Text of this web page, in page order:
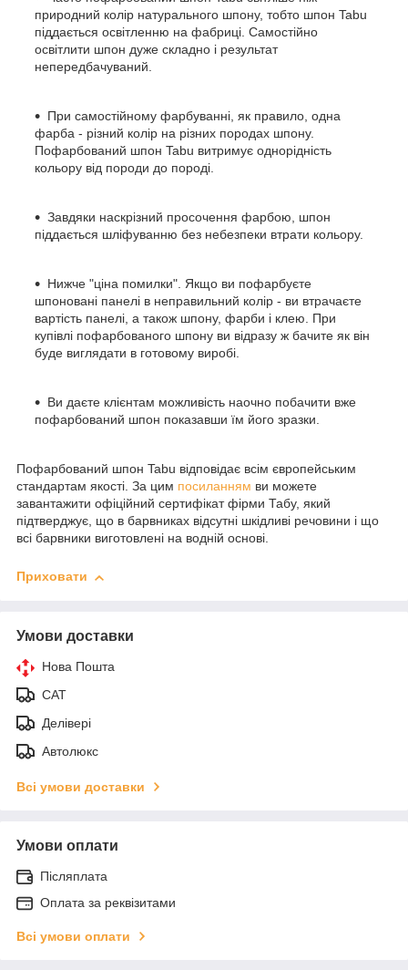
природний колір натурального шпону, тобто шпон Tabu
піддається освітленню на фабриці. Самостійно
освітлити шпон дуже складно і результат
непередбачуваний.
При самостійному фарбуванні, як правило, одна
фарба - різний колір на різних породах шпону.
Пофарбований шпон Tabu витримує однорідність
кольору від породи до породі.
Завдяки наскрізний просочення фарбою, шпон
піддається шліфуванню без небезпеки втрати кольору.
Нижче "ціна помилки". Якщо ви пофарбуєте
шпоновані панелі в неправильний колір - ви втрачаєте
вартість панелі, а також шпону, фарби і клею. При
купівлі пофарбованого шпону ви відразу ж бачите як він
буде виглядати в готовому виробі.
Ви даєте клієнтам можливість наочно побачити вже
пофарбований шпон показавши їм його зразки.
Пофарбований шпон Tabu відповідає всім європейським
стандартам якості. За цим посиланням ви можете
завантажити офіційний сертифікат фірми Табу, який
підтверджує, що в барвниках відсутні шкідливі речовини і що
всі барвники виготовлені на водній основі.
Приховати
Умови доставки
Нова Пошта
САТ
Делівері
Автолюкс
Всі умови доставки
Умови оплати
Післяплата
Оплата за реквізитами
Всі умови оплати